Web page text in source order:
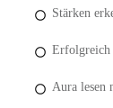
Stärken
Erfolgreich
Aura lesen